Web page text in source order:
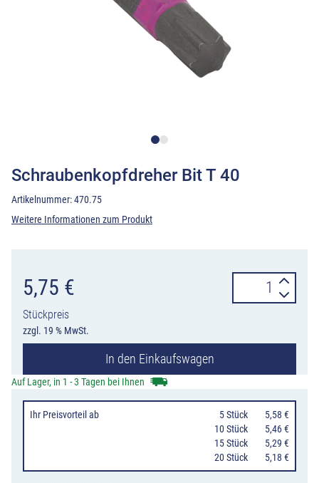
Schraubenkopfdreher Bit T 40
Artikelnummer:470.75
Weitere Informationen zum Produkt
5,75 €
Stückpreis
zzgl. 19 % MwSt.
Bit
40
In den Einkaufswagen
Auf Lager, in 1 - 3 Tagen bei Ihnen
Ihr Preisvorteil ab 5 Stück
5,58 €
10 Stück
5,46 €
15 Stück
5,29 €
20 Stück
5,18 €